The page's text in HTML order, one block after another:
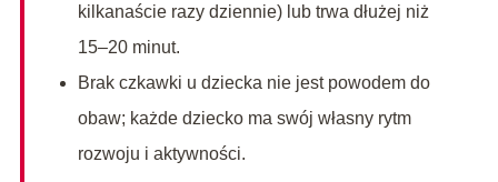
kilkanaście razy dziennie) lub trwa dłużej niż
15–20 minut.
Brak czkawki u dziecka nie jest powodem do
obaw; każde dziecko ma swój własny rytm
rozwoju i aktywności.